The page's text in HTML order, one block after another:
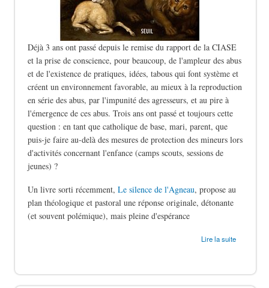
Déjà 3 ans ont passé depuis le remise du rapport de la CIASE
et la prise de conscience, pour beaucoup, de l'ampleur des abus
et de l'existence de pratiques, idées, tabous qui font système et
créent un environnement favorable, au mieux à la reproduction
en série des abus, par l'impunité des agresseurs, et au pire à
l'émergence de ces abus. Trois ans ont passé et toujours cette
question : en tant que catholique de base, mari, parent, que
puis-je faire au-delà des mesures de protection des mineurs lors
d'activités concernant l'enfance (camps scouts, sessions de
jeunes) ?
Un livre sorti récemment, Le silence de l'Agneau, propose au
plan théologique et pastoral une réponse originale, détonante
(et souvent polémique), mais pleine d'espérance
Lire la suite